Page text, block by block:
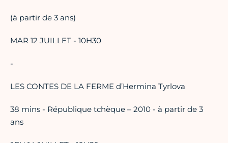
(à partir de 3 ans)
MAR 12 JUILLET - 10H30
-
LES CONTES DE LA FERME d’Hermina Tyrlova
38 mins - République tchèque – 2010 - à partir de 3
ans